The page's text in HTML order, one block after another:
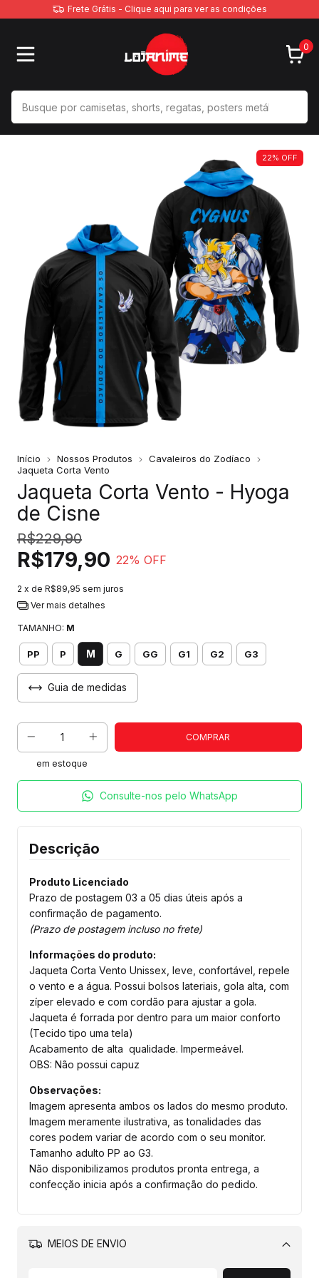
Frete Grátis - Clique aqui para ver as condições
0
22% OFF
Início Nossos Produtos
Cavaleiros do Zodíaco
Jaqueta Corta Vento
Jaqueta Corta Vento - Hyoga
de Cisne
R$229,90
R$179,90 22% OFF
2 x de R$89,95 sem juros
Ver mais detalhes
TAMANHO: M
PP P M G GG G1 G2 G3
Guia de medidas
em estoque
Consulte-nos pelo WhatsApp
Descrição
Produto Licenciado
Prazo de postagem 03 a 05 dias úteis após a
confirmação de pagamento.
(Prazo de postagem incluso no frete)
Informações do produto:
Jaqueta Corta Vento Unissex, leve, confortável, repele
o vento e a água. Possui bolsos lateriais, gola alta, com
zíper elevado e com cordão para ajustar a gola.
Jaqueta é forrada por dentro para um maior conforto
(Tecido tipo uma tela)
Acabamento de alta qualidade. Impermeável.
OBS: Não possui capuz
Observações:
Imagem apresenta ambos os lados do mesmo produto.
Imagem meramente ilustrativa, as tonalidades das
cores podem variar de acordo com o seu monitor.
Tamanho adulto PP ao G3.
Não disponibilizamos produtos pronta entrega, a
confecção inicia após a confirmação do pedido.
MEIOS DE ENVIO
Alterar CEP